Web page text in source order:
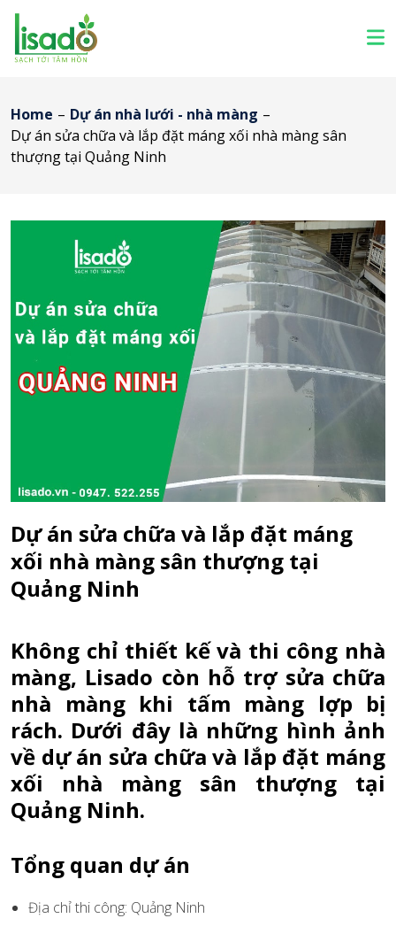
Home – Dự án nhà lưới - nhà màng –
Dự án sửa chữa và lắp đặt máng xối nhà màng sân
thượng tại Quảng Ninh
Dự án sửa chữa và lắp đặt máng
xối nhà màng sân thượng tại
Quảng Ninh
Không chỉ thiết kế và thi công nhà
màng, Lisado còn hỗ trợ sửa chữa
nhà màng khi tấm màng lợp bị
rách. Dưới đây là những hình ảnh
về dự án sửa chữa và lắp đặt máng
xối nhà màng sân thượng tại
Quảng Ninh.
Tổng quan dự án
Địa chỉ thi công: Quảng Ninh